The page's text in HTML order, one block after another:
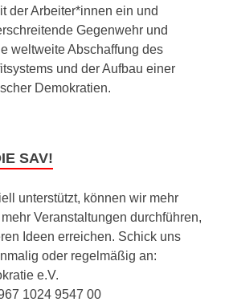
der Arbeiter*innen ein und
Gegenwehr und
weltweite Abschaffung des
und der Aufbau einer
Demokratien.
SAV!
unterstützt, können wir mehr
Veranstaltungen durchführen,
Ideen erreichen. Schick uns
oder regelmäßig an:
e.V.
1024 9547 00